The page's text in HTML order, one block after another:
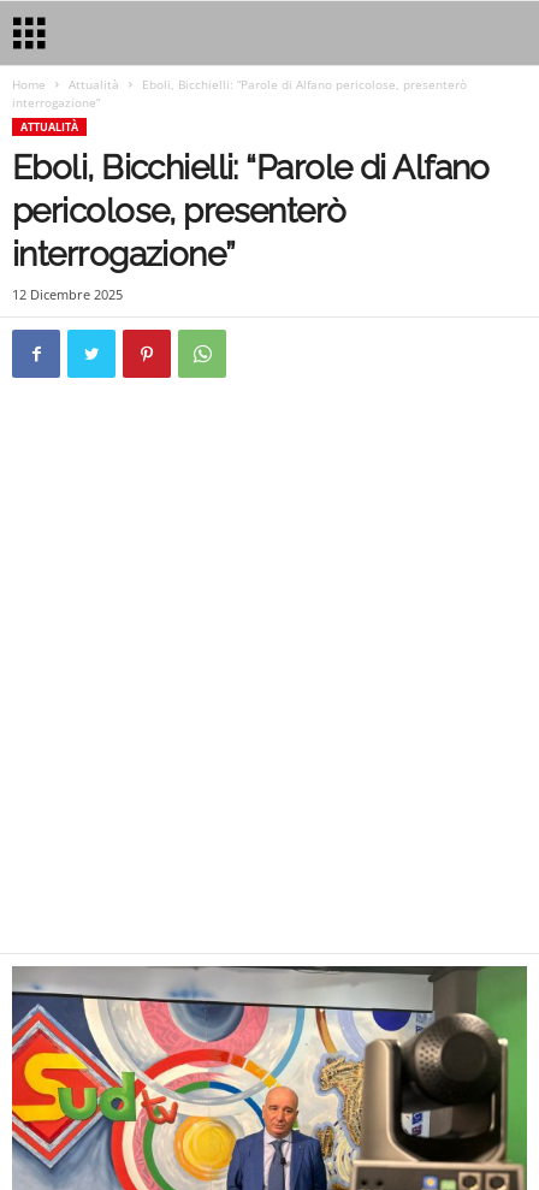
Home Attualità
Eboli, Bicchielli: “Parole di Alfano pericolose, presenterò
interrogazione”
ATTUALITÀ
Eboli, Bicchielli: “Parole di Alfano
pericolose, presenterò
interrogazione”
12 Dicembre 2025